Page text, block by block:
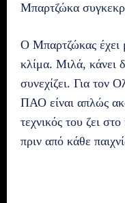
Μπαρτζώκα
Ο Μπαρτζώκας έχει
κλίμα. Μιλά, κάνει
συνεχίζει. Για τον
ΠΑΟ είναι απλώς
τεχνικός του ζει
πριν από κάθε